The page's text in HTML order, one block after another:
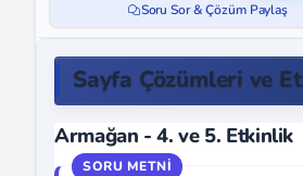
Soru Sor & Çözüm Paylaş
Sayfa Çözümleri ve
Armağan - 4. ve 5. Etkinlik